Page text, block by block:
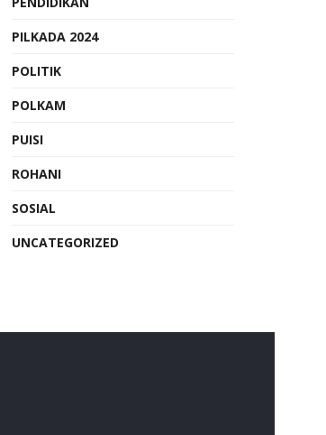
PILKADA 2024
POLITIK
POLKAM
PUISI
ROHANI
SOSIAL
UNCATEGORIZED